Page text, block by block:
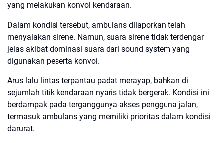
yang melakukan konvoi kendaraan.
Dalam kondisi tersebut, ambulans dilaporkan telah
menyalakan sirene. Namun, suara sirene tidak terdengar
jelas akibat dominasi suara dari sound system yang
digunakan peserta konvoi.
Arus lalu lintas terpantau padat merayap, bahkan di
sejumlah titik kendaraan nyaris tidak bergerak. Kondisi ini
berdampak pada terganggunya akses pengguna jalan,
termasuk ambulans yang memiliki prioritas dalam kondisi
darurat.